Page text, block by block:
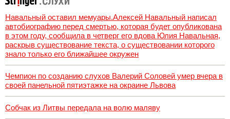
Навальный оставил мемуары.Алексей Навальный написал
автобиографию перед смертью, которая будет опубликована
в этом году, сообщила в четверг его вдова Юлия Навальная,
раскрыв существование текста, о существовании которого
знало только его ближайшее окружен
Чемпион по созданию слухов Валерий Соловей умер вчера в
своей панельной пятиэтажке на окраине Львова
Собчак из Литвы передала на волю маляву